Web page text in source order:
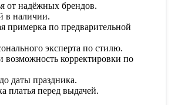
от надёжных брендов.
в наличии.
примерка по предварительной
эксперта по стилю.
возможность корректировки по
даты праздника.
платья перед выдачей.